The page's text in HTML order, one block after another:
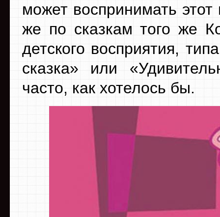
может воспринимать
же по сказкам того же
детского восприятия,
сказка» или
часто, как хотелось бы.